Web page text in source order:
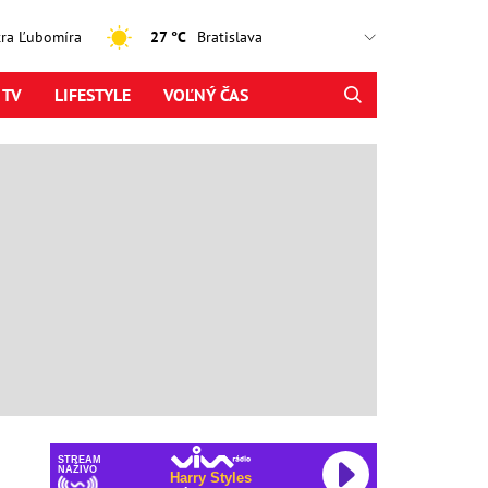
Ľubomíra 27 °C
LIFESTYLE VOĽNÝ ČAS
STREAM
NAŽIVO
Harry Styles